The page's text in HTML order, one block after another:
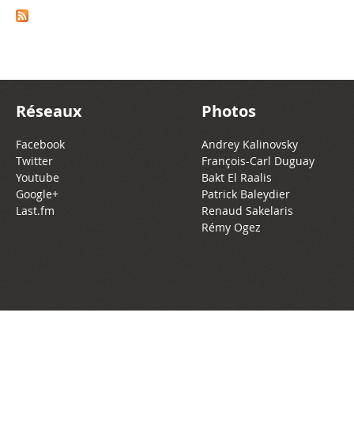
Réseaux
Facebook
Twitter
Youtube
Google+
Last.fm
Photos
Andrey Kalinovsky
François-Carl Duguay
Bakt El Raalis
Patrick Baleydier
Renaud Sakelaris
Rémy Ogez